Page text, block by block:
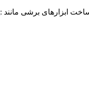
ابزارهای برشی مانند :